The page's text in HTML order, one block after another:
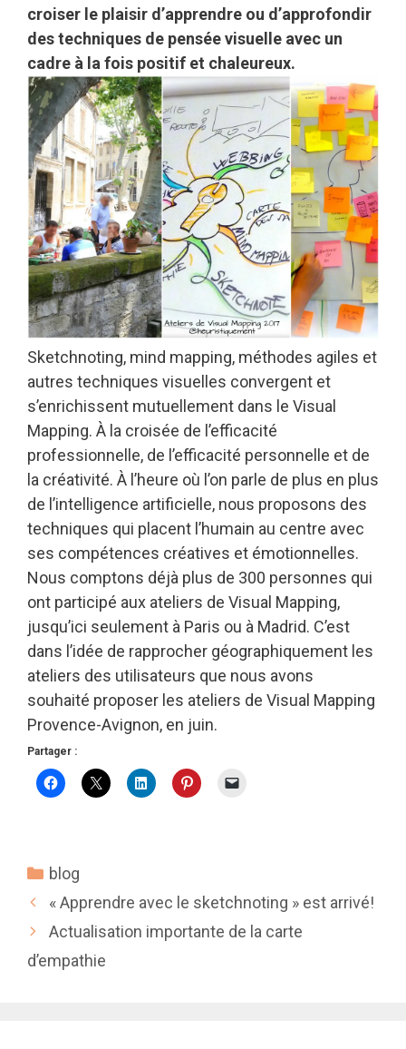
croiser le plaisir d’apprendre ou d’approfondir
des techniques de pensée visuelle avec un
cadre à la fois positif et chaleureux.
Sketchnoting, mind mapping, méthodes agiles et
autres techniques visuelles convergent et
s’enrichissent mutuellement dans le Visual
Mapping. À la croisée de l’efficacité
professionnelle, de l’efficacité personnelle et de
la créativité. À l’heure où l’on parle de plus en plus
de l’intelligence artificielle, nous proposons des
techniques qui placent l’humain au centre avec
ses compétences créatives et émotionnelles.
Nous comptons déjà plus de 300 personnes qui
ont participé aux ateliers de Visual Mapping,
jusqu’ici seulement à Paris ou à Madrid. C’est
dans l’idée de rapprocher géographiquement les
ateliers des utilisateurs que nous avons
souhaité proposer les ateliers de Visual Mapping
Provence-Avignon, en juin.
Partager :
Catégories
blog
« Apprendre avec le sketchnoting » est arrivé!
Actualisation importante de la carte
d’empathie